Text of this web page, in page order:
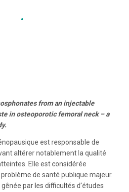
from an injectable
in osteoporotic femoral neck – a
est responsable de
altérer notablement la qualité
Elle est considérée
de santé publique majeur.
par les difficultés d’études